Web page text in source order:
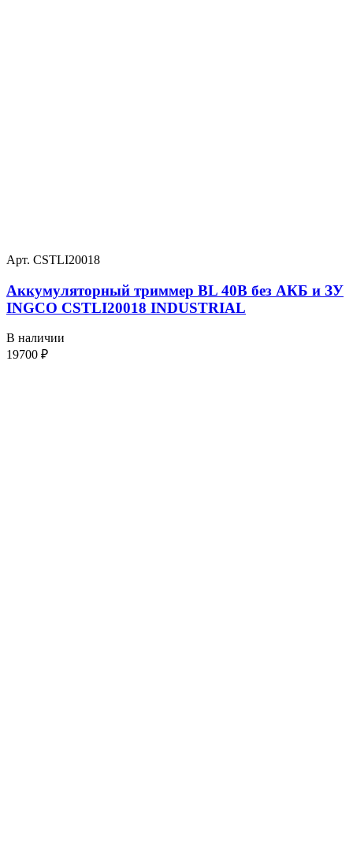
Арт. CSTLI20018
Аккумуляторный триммер BL 40В без АКБ и ЗУ
INGCO CSTLI20018 INDUSTRIAL
В наличии
19700 ₽